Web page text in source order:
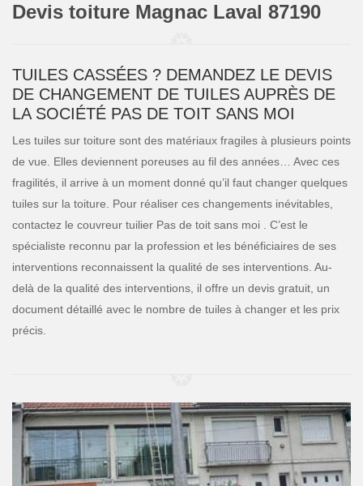
Devis toiture Magnac Laval 87190
TUILES CASSÉES ? DEMANDEZ LE DEVIS
DE CHANGEMENT DE TUILES AUPRÈS DE
LA SOCIÉTÉ PAS DE TOIT SANS MOI
Les tuiles sur toiture sont des matériaux fragiles à plusieurs points
de vue. Elles deviennent poreuses au fil des années… Avec ces
fragilités, il arrive à un moment donné qu’il faut changer quelques
tuiles sur la toiture. Pour réaliser ces changements inévitables,
contactez le couvreur tuilier Pas de toit sans moi . C’est le
spécialiste reconnu par la profession et les bénéficiaires de ses
interventions reconnaissent la qualité de ses interventions. Au-
delà de la qualité des interventions, il offre un devis gratuit, un
document détaillé avec le nombre de tuiles à changer et les prix
précis.